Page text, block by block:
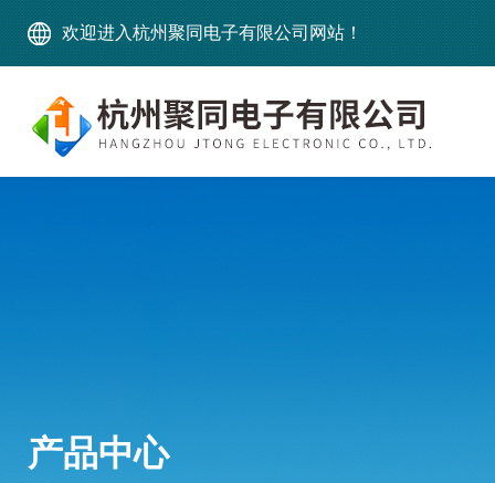
欢迎进入杭州聚同电子有限公司网站！
产品中心